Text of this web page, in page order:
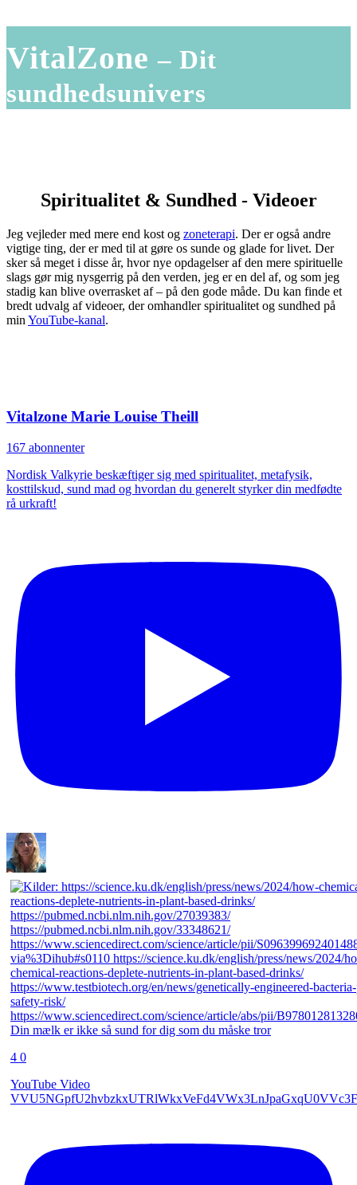
VitalZone– Dit
sundhedsunivers
Spiritualitet & Sundhed - Videoer
Jeg vejleder med mere end kost og zoneterapi. Der er også andre
vigtige ting, der er med til at gøre os sunde og glade for livet. Der
sker så meget i disse år, hvor nye opdagelser af den mere spirituelle
slags gør mig nysgerrig på den verden, jeg er en del af, og som jeg
stadig kan blive overrasket af – på den gode måde. Du kan finde et
bredt udvalg af videoer, der omhandler spiritualitet og sundhed på
min YouTube-kanal.
Vitalzone Marie Louise Theill
167 abonnenter
Nordisk Valkyrie beskæftiger sig med spiritualitet, metafysik,
kosttilskud, sund mad og hvordan du generelt styrker din medfødte
rå urkraft!
Din mælk er ikke så sund for dig som du måske tror
4 0
YouTube Video